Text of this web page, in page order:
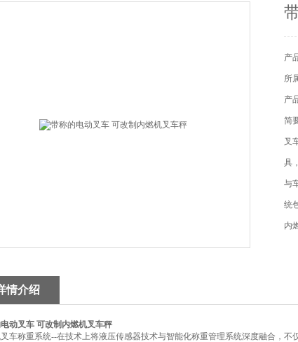
产
所
产
简
叉
具，
与
统
内
情介绍
动叉车 可改制内燃机叉车秤
车称重系统--在技术上将液压传感器技术与智能化称重管理系统深度融合，不